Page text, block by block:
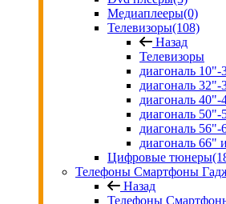
Медиаплееры(0)
Телевизоры(108)
Назад
Телевизоры
диагональ 10"-
диагональ 32"-
диагональ 40"-
диагональ 50"-
диагональ 56"-
диагональ 66"
Цифровые тюнеры
Телефоны Смартфоны
Назад
Телефоны